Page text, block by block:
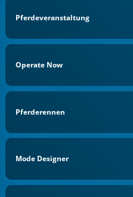
Pferdeveranstaltung
Operate Now
Pferderennen
Mode Designer